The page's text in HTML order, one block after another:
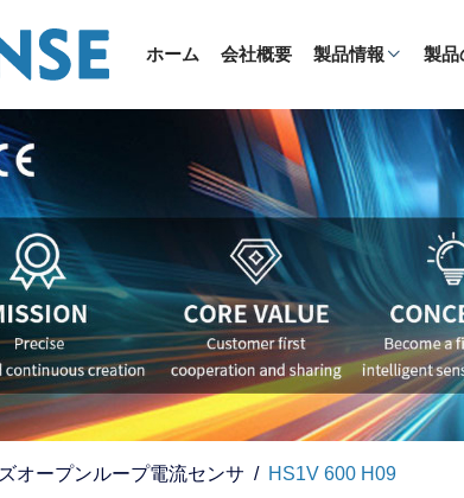
ホーム 会社概要 製品情報 製品
オープンループ電流センサ HS1V 600 H09